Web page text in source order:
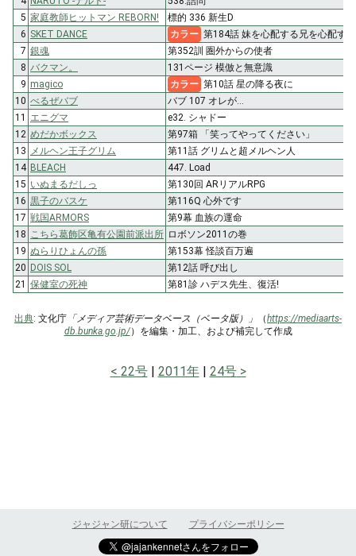
5 家庭教師ヒットマン REBORN!
標的 336 新生D
6 SKET DANCE カラー 第184話 妹を心配する兄を心配す
7 銀魂
第352訓 圏外からの使者
8 バクマン。
131ページ 模倣と無意識
9 magico カラー 第10話 星の降る夜に
10 べるぜバブ
バブ 107 オレが…
11
エニグマ
e32. シャドー
12 めだかボックス
第97箱 「笑ってやってください」
13
メルヘン王子グリム
第11話 グリムと超メルヘン人
14 BLEACH
447. Load
15 いぬまるだしっ
第130回 ARリアルRPG
16 黒子のバスケ
第116Q 心外です
17 戦国ARMORS
第9幕 血族の運命
18
こちら葛飾区亀有公園前派出所 ロボソン2011の巻
19 ぬらりひょんの孫
第153幕 怪談百万遍
20 DOIS SOL
第12話 呼び出し
21 保健室の死神 第81診 ハデス先生、復活!
出典: 文化庁 「メディア芸術データベース（ベータ版）」 （https://mediaarts-
db.bunka.go.jp/）を編集・加工、および補完して作成
22号 2011年 24号
ジャジャン研について プライバシーポリシー